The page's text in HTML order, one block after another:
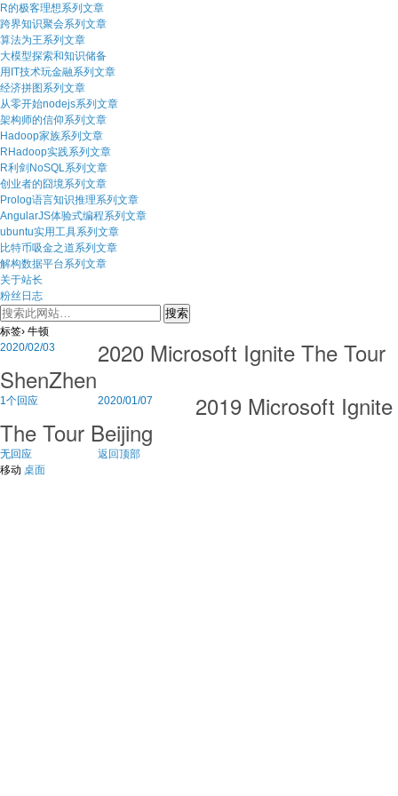
R的极客理想系列文章
跨界知识聚会系列文章
算法为王系列文章
大模型探索和知识储备
用IT技术玩金融系列文章
经济拼图系列文章
从零开始nodejs系列文章
架构师的信仰系列文章
Hadoop家族系列文章
RHadoop实践系列文章
R利剑NoSQL系列文章
创业者的囧境系列文章
Prolog语言知识推理系列文章
AngularJS体验式编程系列文章
ubuntu实用工具系列文章
比特币吸金之道系列文章
解构数据平台系列文章
关于站长
粉丝日志
标签› 牛顿
2020/02/03
2020 Microsoft Ignite The Tour
ShenZhen
1个回应 2020/01/07
2019 Microsoft Ignite
The Tour Beijing
无回应
返回顶部
移动 桌面